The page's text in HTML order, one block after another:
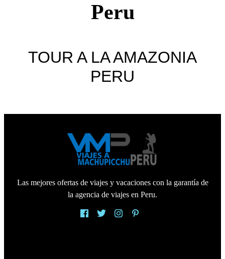
Peru
TOUR A LA AMAZONIA
PERU
Las mejores ofertas de viajes y vacaciones con la garantía de
la agencia de viajes en Peru.